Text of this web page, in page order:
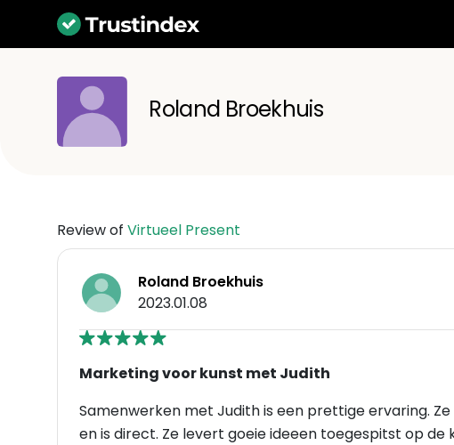
Roland Broekhuis
Review of Virtueel Present
Roland Broekhuis
2023.01.08
Marketing voor kunst met Judith
Samenwerken met Judith is een prettige ervaring.
en is direct. Ze levert goeie ideeen toegespitst op de